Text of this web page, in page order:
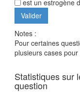
est un estrogène
Notes :
Pour certaines
plusieurs cases
Statistiques sur
question